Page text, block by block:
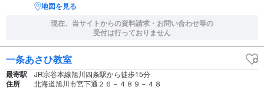
地図を見る
現在、当サイトからの資料請求・お問い合わせ等の
受付は行っておりません
一条あさひ教室
最寄駅 JR宗谷本線旭川四条駅から徒歩15分
住所 北海道旭川市宮下通２６－４８９－４８